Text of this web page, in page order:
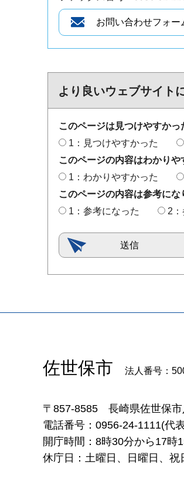
より良いウェブサイト
このページは見つけやすかっ
1：見つけやすかった
このページの内容はわかりや
1：わかりやすかった
このページの内容は参考にな
1：参考になった
2
佐世保市 法人番号：
〒857-8585 長崎県佐世保
電話番号：0956-24-1111(代
開庁時間：8時30分から17時
休庁日：土曜日、日曜日、祝